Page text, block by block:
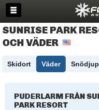
SUNRISE PARK
OCH VÄDER
Skidort Väder Snödjup
PUDERLARM FRÅN
PARK RESORT